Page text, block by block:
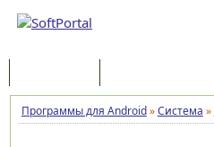
Программы для Android»Система »